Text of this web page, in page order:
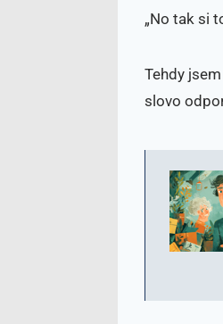
„No tak si
Tehdy
slovo